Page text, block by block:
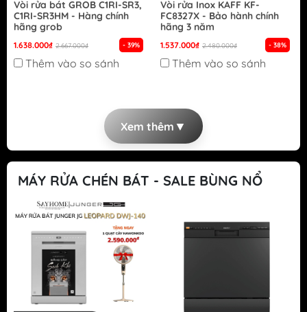
Vòi rửa bát GROB C1RI-SR3,
C1RI-SR3HM - Hàng chính
hãng grob
1.638.000₫ 2.667.000₫ - 39%
Thêm vào so sánh
Vòi rửa Inox KAFF KF-
FC8327X - Bảo hành chính
hãng 3 năm
1.537.000₫ 2.480.000₫ - 38%
Thêm vào so sánh
Xem thêm ▼
MÁY RỬA CHÉN BÁT - SALE BÙNG NỔ